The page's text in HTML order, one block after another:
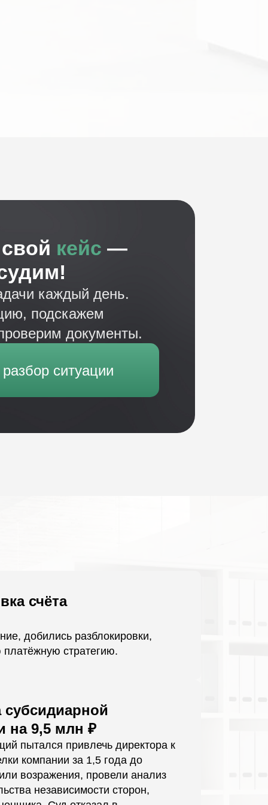
кейс —
каждый день.
подскажем
документы.
ситуации
счёта
добились разблокировки,
стратегию.
на 9,5 млн ₽
пытался привлечь директора к
компании за 1,5 года до
возражения, провели анализ
независимости сторон,